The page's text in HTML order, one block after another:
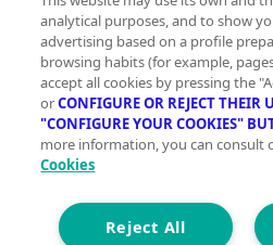
analytical purposes, and to show
advertising based on a profile
browsing habits (for example,
accept all cookies by pressing the
orCONFIGURE OR REJECT THEIR
"CONFIGURE YOUR COOKIES"
more information, you can consult
Cookies
Reject All